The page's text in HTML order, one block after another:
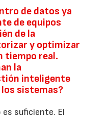
de datos ya
de equipos
de la
y optimizar
tiempo real.
la
inteligente
sistemas?
es suficiente. El